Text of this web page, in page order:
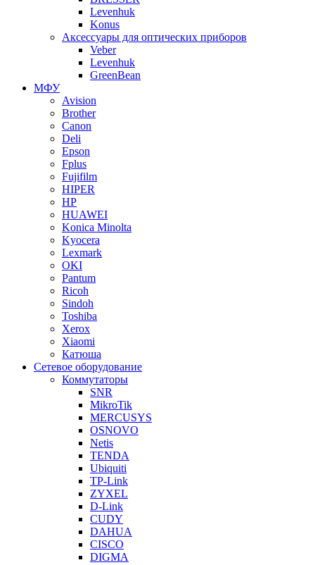
Levenhuk
Konus
Аксессуары для оптических приборов
Veber
Levenhuk
GreenBean
МФУ
Avision
Brother
Canon
Deli
Epson
Fplus
Fujifilm
HIPER
HP
HUAWEI
Konica Minolta
Kyocera
Lexmark
OKI
Pantum
Ricoh
Sindoh
Toshiba
Xerox
Xiaomi
Катюша
Сетевое оборудование
Коммутаторы
SNR
MikroTik
MERCUSYS
OSNOVO
Netis
TENDA
Ubiquiti
TP-Link
ZYXEL
D-Link
CUDY
DAHUA
CISCO
DIGMA